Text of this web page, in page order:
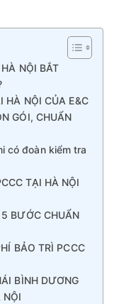
NỘI BẮT
HÀ NỘI CỦA E&C
GÓI, CHUẨN
có đoàn kiểm tra
TẠI HÀ NỘI
BƯỚC CHUẨN
BẢO TRÌ PCCC
BÌNH DƯƠNG
NỘI